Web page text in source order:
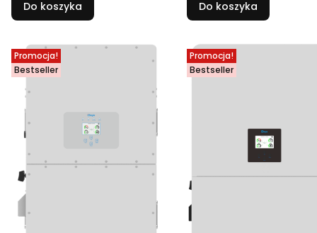
Do koszyka Do koszyka
Promocja!
Bestseller
Promocja!
Bestseller